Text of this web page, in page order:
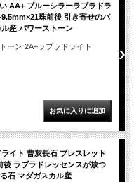
AA+ ブルーシラーラブラドラ
珠前後 引き寄せのパ
産 パワーストーン
ーン 2A+ラブラドライト
イト 曹灰長石 ブレスレット
ラブラドレッセンスが放つ
石 マダガスカル産